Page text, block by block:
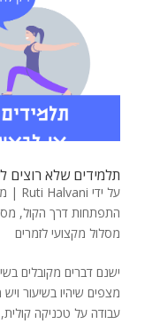
תלמידים שלא רוצים
על ידי Ruti Halvani
|
התפתחות דרך הקול,
מסלול מקצועי לזמרים
ישנם דברים מקובלים
מצפים שיהיו בשיעור
עבודה על טכניקה